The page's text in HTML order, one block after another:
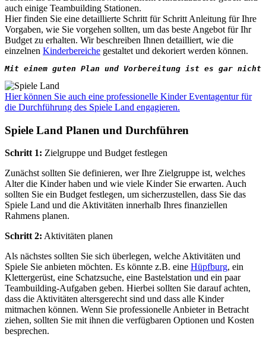
auch einige Teambuilding Stationen.
Hier finden Sie eine detaillierte Schritt für Schritt Anleitung für Ihre
Vorgaben, wie Sie vorgehen sollten, um das beste Angebot für Ihr
Budget zu erhalten. Wir beschreiben Ihnen detailliert, wie die
einzelnen Kinderbereiche gestaltet und dekoriert werden können.
Mit einem guten Plan und Vorbereitung ist es gar
Hier können Sie auch eine professionelle Kinder Eventagentur für
die Durchführung des Spiele Land engagieren.
Spiele Land Planen und Durchführen
Schritt 1: Zielgruppe und Budget festlegen
Zunächst sollten Sie definieren, wer Ihre Zielgruppe ist, welches
Alter die Kinder haben und wie viele Kinder Sie erwarten. Auch
sollten Sie ein Budget festlegen, um sicherzustellen, dass Sie das
Spiele Land und die Aktivitäten innerhalb Ihres finanziellen
Rahmens planen.
Schritt 2: Aktivitäten planen
Als nächstes sollten Sie sich überlegen, welche Aktivitäten und
Spiele Sie anbieten möchten. Es könnte z.B. eine Hüpfburg, ein
Klettergerüst, eine Schatzsuche, eine Bastelstation und ein paar
Teambuilding-Aufgaben geben. Hierbei sollten Sie darauf achten,
dass die Aktivitäten altersgerecht sind und dass alle Kinder
mitmachen können. Wenn Sie professionelle Anbieter in Betracht
ziehen, sollten Sie mit ihnen die verfügbaren Optionen und Kosten
besprechen.